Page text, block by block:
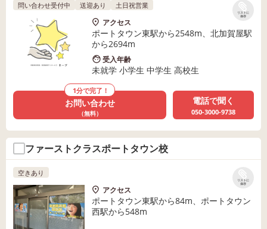
リストに
保存
問い合わせ受付中 送迎あり 土日祝営業
アクセス
ポートタウン東駅から2548m、北加賀屋駅
から2694m
受入年齢
未就学 小学生 中学生 高校生
1分で完了！
お問い合わせ
（無料）
電話で聞く
050-3000-9738
ファーストクラスポートタウン校
リストに
保存
空きあり
アクセス
ポートタウン東駅から84m、ポートタウン
西駅から548m